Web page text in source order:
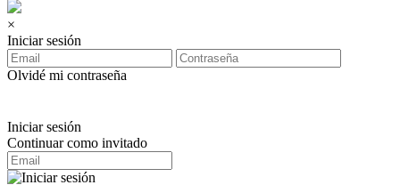
×
Iniciar sesión
Olvidé mi contraseña
Iniciar sesión
Continuar como invitado